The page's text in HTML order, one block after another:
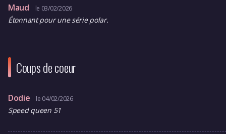
Maud le 03/02/2026
Étonnant pour une série polar.
Coups de coeur
Dodie le 04/02/2026
Speed queen 51